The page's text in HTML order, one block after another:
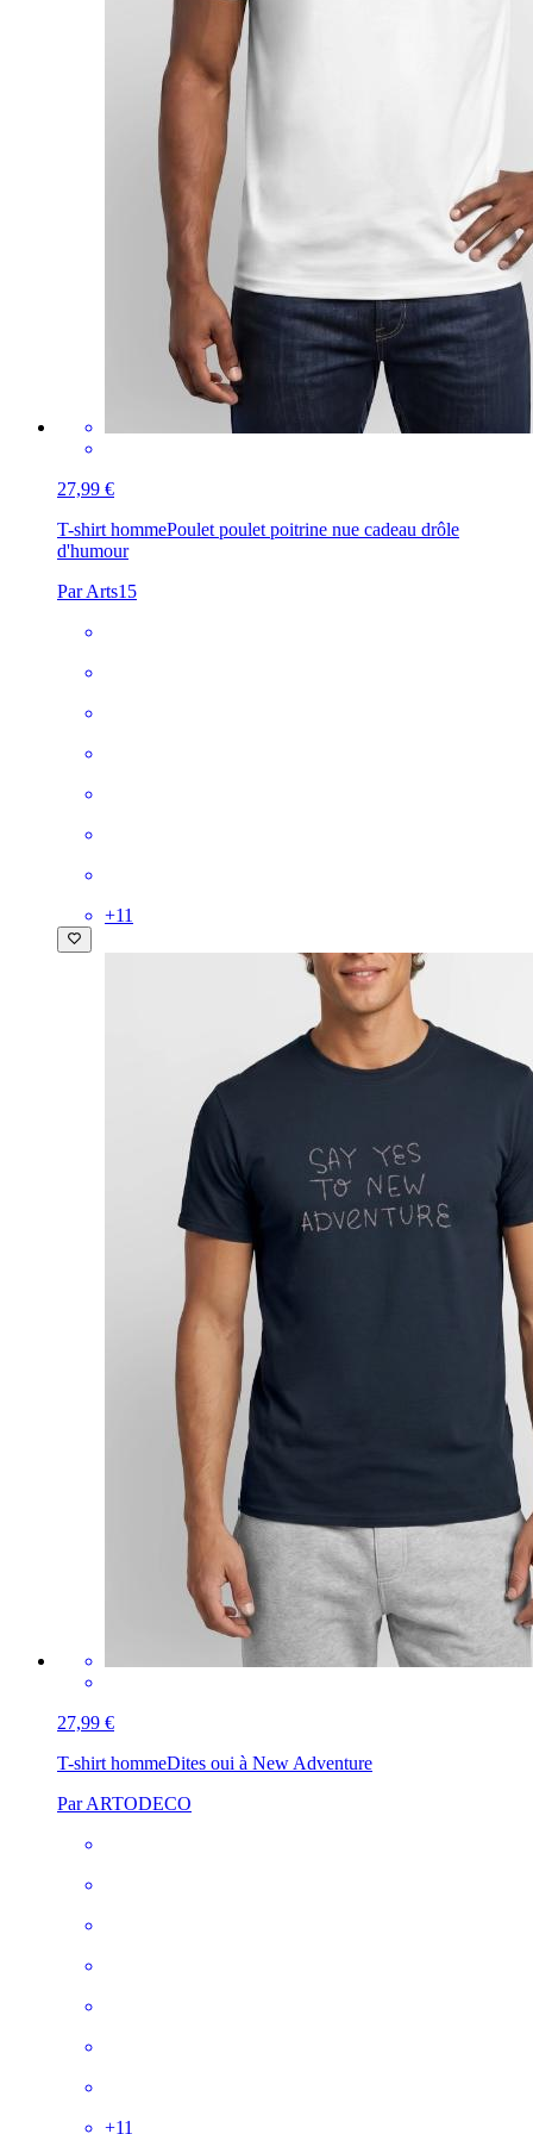
27,99 €
T-shirt hommePoulet poulet poitrine nue cadeau drôle
d'humour
Par Arts15
+11
27,99 €
T-shirt hommeDites oui à New Adventure
Par ARTODECO
+11